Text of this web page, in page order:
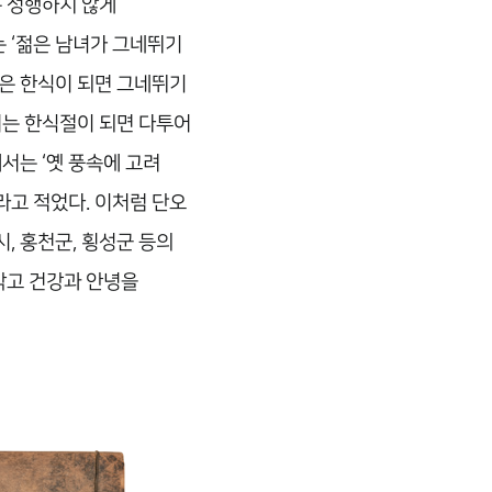
행하지 않게
‘젊은 남녀가 그네뛰기
한식이 되면 그네뛰기
한식절이 되면 다투어
는 ‘옛 풍속에 고려
고 적었다. 이처럼 단오
홍천군, 횡성군 등의
고 건강과 안녕을